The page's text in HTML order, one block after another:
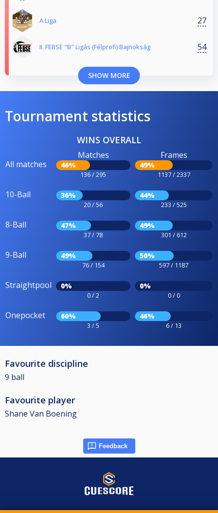
A Liga 27
II. FEBSE "B" Ligás (Félprofi) Bajnokság 54
SHOW MORE
Tournament statistics
WINS OVERALL
All matches
Matches
46%
136 / 295
Frames
49%
1137 / 2337
10-Ball 36%
20 / 56
44%
233 / 525
8-Ball 47%
37 / 78
49%
301 / 612
9-Ball 49%
76 / 154
50%
597 / 1187
Straightpool 0%
0 / 2
0%
0 / 0
Onepocket 60%
3 / 5
46%
6 / 13
Favourite discipline
9 ball
Favourite player
Shane Van Boening
Feedback